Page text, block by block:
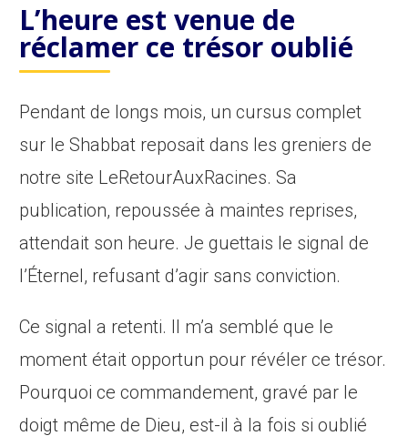
L’heure est venue de
réclamer ce trésor oublié
Pendant de longs mois, un cursus complet
sur le Shabbat reposait dans les greniers de
notre site LeRetourAuxRacines. Sa
publication, repoussée à maintes reprises,
attendait son heure. Je guettais le signal de
l’Éternel, refusant d’agir sans conviction.
Ce signal a retenti. Il m’a semblé que le
moment était opportun pour révéler ce trésor.
Pourquoi ce commandement, gravé par le
doigt même de Dieu, est-il à la fois si oublié